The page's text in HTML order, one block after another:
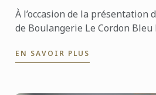
À l’occasion de la présentation
de Boulangerie Le Cordon Bleu
savoir-faire de ...
EN SAVOIR PLUS